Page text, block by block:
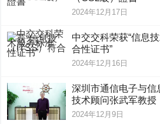
2024年12月17日
中交交科荣获“信息
合性证书”
2024年12月16日
深圳市通信电子与信
技术顾问张武军教授
2024年12月9日